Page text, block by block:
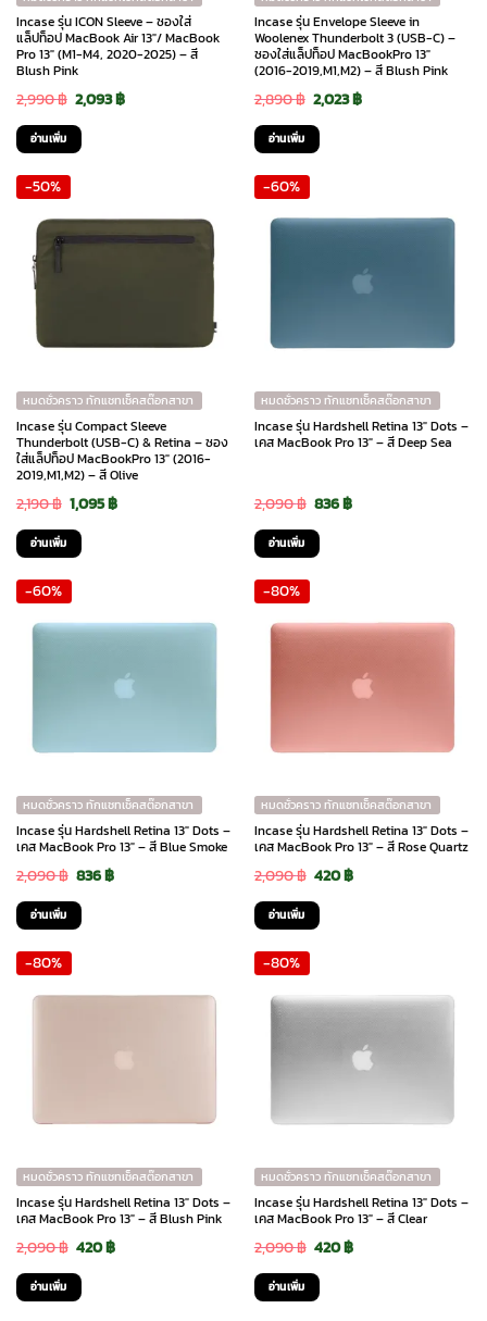
Incase รุ่น ICON Sleeve – ซองใส่
แล็ปท็อป MacBook Air 13″/ MacBook
Pro 13″ (M1-M4, 2020-2025) – สี
Blush Pink
2,990฿ Original
price
was:
2,093฿Current
อ่านเพิ่ม
Incase รุ่น Envelope Sleeve in
Woolenex Thunderbolt 3 (USB-C) –
ซองใส่แล็ปท็อป MacBookPro 13″
(2016-2019,M1,M2) – สี Blush Pink
2,890฿ Original
price
was:
2,023฿Current
อ่านเพิ่ม
-50%
หมดชั่วคราว ทักแชทเช็คสต๊อกสาขา
Incase รุ่น Compact Sleeve
Thunderbolt (USB-C) & Retina – ซอง
ใส่แล็ปท็อป MacBookPro 13″ (2016-
2019,M1,M2) – สี Olive
2,190฿ Original
price
was:
1,095฿Current
อ่านเพิ่ม
-60%
หมดชั่วคราว ทักแชทเช็คสต๊อกสาขา
Incase รุ่น Hardshell Retina 13″ Dots –
เคส MacBook Pro 13″ – สี Deep Sea
2,090฿ Original
price
was:
836฿Current
อ่านเพิ่ม
-60%
หมดชั่วคราว ทักแชทเช็คสต๊อกสาขา
Incase รุ่น Hardshell Retina 13″ Dots –
เคส MacBook Pro 13″ – สี Blue Smoke
2,090฿ Original
price
was:
836฿Current
อ่านเพิ่ม
-80%
หมดชั่วคราว ทักแชทเช็คสต๊อกสาขา
Incase รุ่น Hardshell Retina 13″ Dots –
เคส MacBook Pro 13″ – สี Rose Quartz
2,090฿ Original
price
was:
420฿Current
อ่านเพิ่ม
-80%
หมดชั่วคราว ทักแชทเช็คสต๊อกสาขา
Incase รุ่น Hardshell Retina 13″ Dots –
เคส MacBook Pro 13″ – สี Blush Pink
2,090฿ Original
price
was:
420฿Current
อ่านเพิ่ม
-80%
หมดชั่วคราว ทักแชทเช็คสต๊อกสาขา
Incase รุ่น Hardshell Retina 13″ Dots –
เคส MacBook Pro 13″ – สี Clear
2,090฿ Original
price
was:
420฿Current
อ่านเพิ่ม